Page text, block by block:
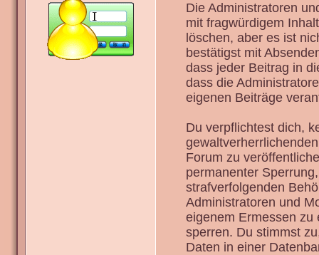
Die Administratoren
mit fragwürdigem
löschen, aber es ist
bestätigst mit
dass jeder Beitrag in
dass die
eigenen Beiträge
Du verpflichtest dich,
Forum zu
permanenter
strafverfolgenden
Administratoren und
eigenem Ermessen zu
sperren. Du stimmst
Daten in einer